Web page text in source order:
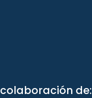
de: